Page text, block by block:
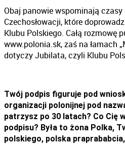
Obaj panowie wspominają czasy
Czechosłowacji, które
Klubu Polskiego. Całą rozmowę
www.polonia.sk, zaś na łamach
dotyczy Jubilata, czyli Klubu
Twój podpis figuruje pod
organizacji polonijnej pod
patrzysz po 30 latach? Co Cię
podpisu? Była to żona Polka,
polskiego, polska